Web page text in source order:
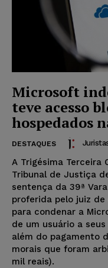
Microsoft
teve acesso
hospedados
DESTAQUES
A Trigésima Terceira
Tribunal de Justiça
sentença da 39ª
proferida pelo juiz de
para condenar a
de um usuário a
além do pagamento
morais que foram
mil reais).